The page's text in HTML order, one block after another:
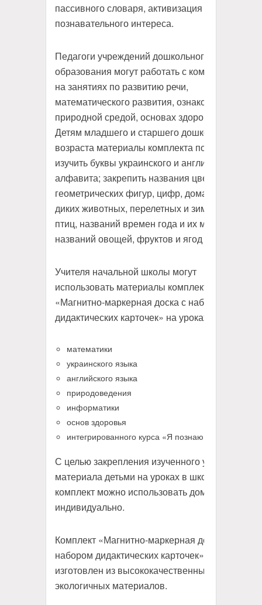
пассивного словаря, активизация
познавательного интереса.
Педагоги учреждений дошкольного
образования могут работать с комплектом
на занятиях по развитию речи,
математического развития, ознакомления с
природной средой, основах здоровья.
Детям младшего и старшего дошкольного
возраста материалы комплекта помогут
изучить буквы украинского и английского
алфавита; закрепить названия цветов,
геометрических фигур, цифр, домашних и
диких животных, перелетных и зимующих
птиц, названий времен года и их месяцев,
названий овощей, фруктов и ягод и т.д..
Учителя начальной школы могут
использовать материалы комплекта
«Магнитно-маркерная доска с набором
дидактических карточек» на уроках:
математики
украинского языка
английского языка
природоведения
информатики
основ здоровья
интегрированного курса «Я познаю Мир»
С целью закрепления изученного учебного
материала детьми на уроках в школе,
комплект можно использовать дома
индивидуально.
Комплект «Магнитно-маркерная доска с
набором дидактических карточек»
изготовлен из высококачественных
экологичных материалов.